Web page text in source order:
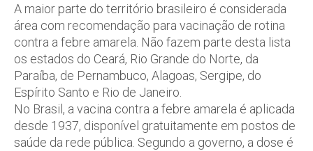
A maior parte do território brasileiro é considerada
área com recomendação para vacinação de rotina
contra a febre amarela. Não fazem parte desta lista
os estados do Ceará, Rio Grande do Norte, da
Paraíba, de Pernambuco, Alagoas, Sergipe, do
Espírito Santo e Rio de Janeiro.
No Brasil, a vacina contra a febre amarela é aplicada
desde 1937, disponível gratuitamente em postos de
saúde da rede pública. Segundo a governo, a dose é